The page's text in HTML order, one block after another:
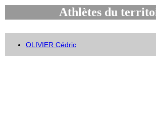
Athlètes du
OLIVIER Cédric